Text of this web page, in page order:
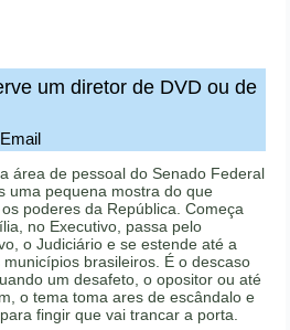
um diretor de DVD ou de
Email
área de pessoal do Senado Federal
uma pequena mostra do que
poderes da República. Começa
no Executivo, passa pelo
o Judiciário e se estende até a
brasileiros. É o descaso
um desafeto, o opositor ou até
o tema toma ares de escândalo e
fingir que vai trancar a porta.